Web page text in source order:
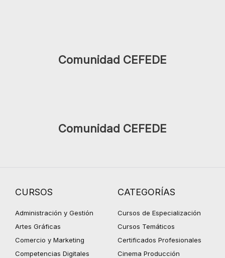
Comunidad CEFEDE
Comunidad CEFEDE
CURSOS
Administración y Gestión
Artes Gráficas
Comercio y Marketing
Competencias Digitales
CATEGORÍAS
Cursos de Especialización
Cursos Temáticos
Certificados Profesionales
Cinema Producción